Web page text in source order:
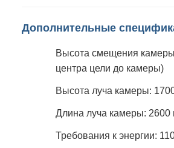
Дополнительные
Высота смещения
центра цели до камеры)
Высота луча камеры:
Длина луча камеры: 2600
Требования к энергии: